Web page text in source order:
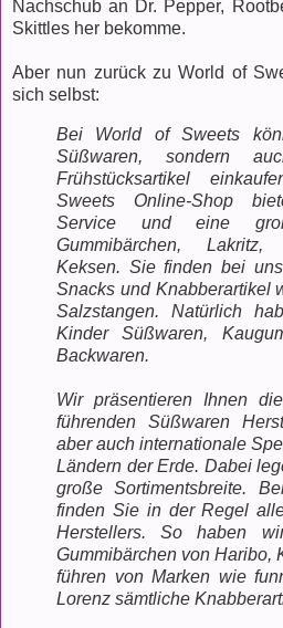
Nachschub an Dr. Pepper,
Skittles her bekomme.
Aber nun zurück zu World of
sich selbst:
Bei World of Sweets
Süßwaren, sondern
Frühstücksartikel
Sweets Online-Shop
Service und eine
Gummibärchen,
Keksen. Sie finden bei
Snacks und Knabberartikel
Salzstangen. Natürlich
Kinder Süßwaren,
Backwaren.
Wir präsentieren Ihnen
führenden Süßwaren
aber auch internationale
Ländern der Erde. Dabei
große Sortimentsbreite.
finden Sie in der Regel
Herstellers. So haben
Gummibärchen von Haribo,
führen von Marken wie
Lorenz sämtliche